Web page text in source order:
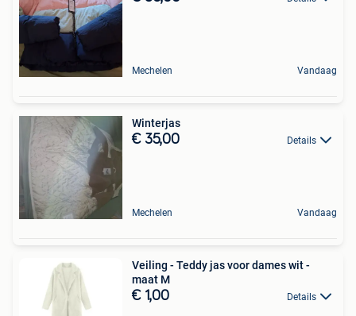
Mechelen Vandaag
Winterjas
€ 35,00 Details
Mechelen Vandaag
Veiling - Teddy jas voor dames wit -
maat M
€ 1,00 Details